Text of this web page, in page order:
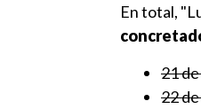
En total,
21
22